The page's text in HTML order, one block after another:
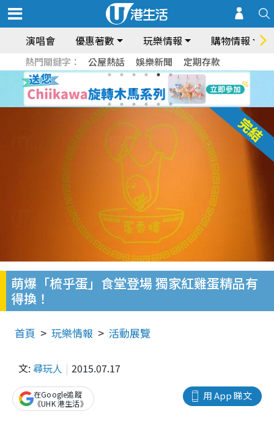
演唱會 優惠著數 玩樂情報 購物情報
熱門關鍵字： 公屋熱話 娛樂新聞 定期存款
萌爆「梳乎蛋」食堂登場 獨家紅雞蛋精品有
得換！
首頁 玩樂情報 活動展覽
文: 尋玩人 2015.07.17
用 App 睇文
在Google追蹤
《UHK 港生活》